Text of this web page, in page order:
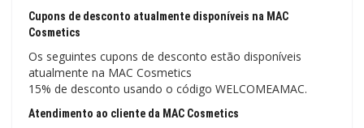
Cupons de desconto atualmente disponíveis na MAC
Cosmetics
Os seguintes cupons de desconto estão disponíveis
atualmente na MAC Cosmetics
15% de desconto usando o código WELCOMEAMAC.
Atendimento ao cliente da MAC Cosmetics